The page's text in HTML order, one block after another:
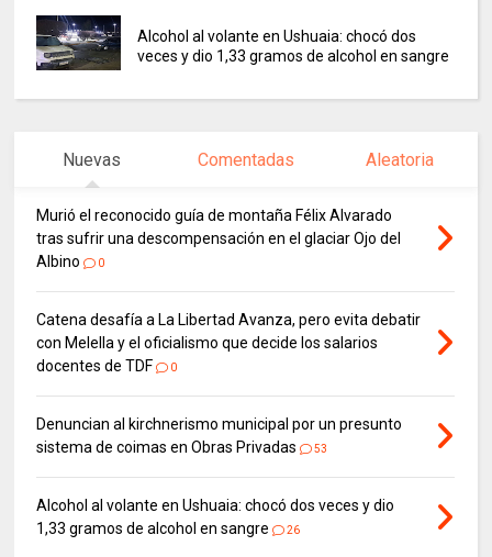
Alcohol al volante en Ushuaia: chocó dos
veces y dio 1,33 gramos de alcohol en sangre
Nuevas Comentadas Aleatoria
Murió el reconocido guía de montaña Félix Alvarado
tras sufrir una descompensación en el glaciar Ojo del
Albino
0
Catena desafía a La Libertad Avanza, pero evita debatir
con Melella y el oficialismo que decide los salarios
docentes de TDF
0
Denuncian al kirchnerismo municipal por un presunto
sistema de coimas en Obras Privadas
53
Alcohol al volante en Ushuaia: chocó dos veces y dio
1,33 gramos de alcohol en sangre
26